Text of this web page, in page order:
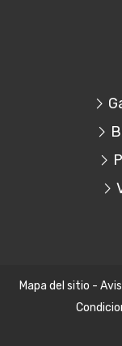
Mapa del sitio -